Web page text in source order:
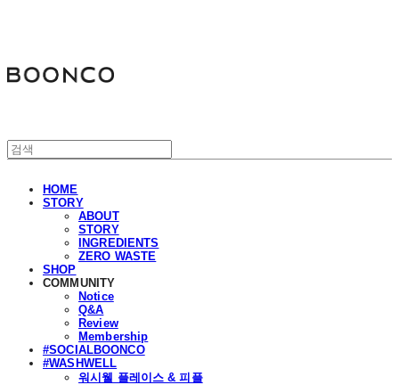
HOME
STORY
ABOUT
STORY
INGREDIENTS
ZERO WASTE
SHOP
COMMUNITY
Notice
Q&A
Review
Membership
#SOCIALBOONCO
#WASHWELL
워시웰 플레이스 & 피플